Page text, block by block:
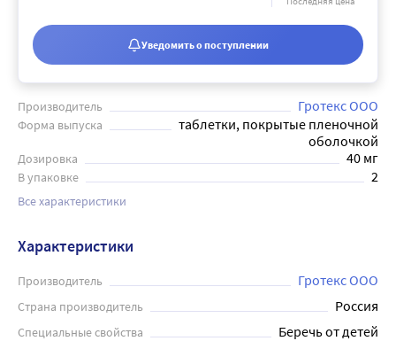
Производитель Гротекс ООО
Форма выпуска
таблетки, покрытые пленочной
оболочкой
Дозировка 40 мг
В упаковке 2
Все характеристики
Уведомить о поступлении
Характеристики
Производитель Гротекс ООО
Страна производитель Россия
Специальные свойства Беречь от детей